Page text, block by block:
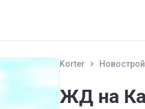
Korter
ЖД на